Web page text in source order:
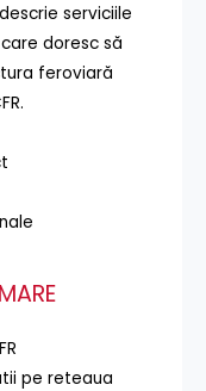
serviciile
doresc să
feroviară
pe reteaua